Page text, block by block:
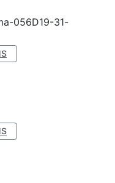
056D19-31-